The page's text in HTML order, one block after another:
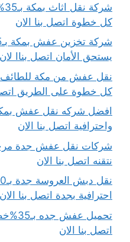
كل خطوة اتصل بنا الان
يستحق الأمان اتصل بناا لان
كل خطوة على الطريق اتصل
واحترافية اتصل بنا الان
نتقنه اتصل بنا الان
احترافية بجدة اتصل بنا الان
اتصل بنا الان